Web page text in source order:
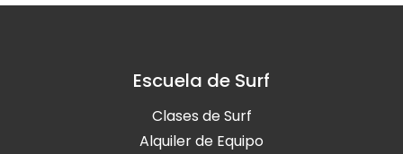
Escuela de Surf
Clases de Surf
Alquiler de Equipo